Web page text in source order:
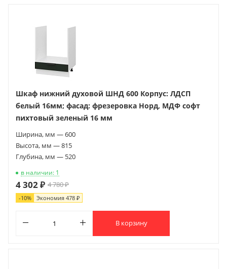
Шкаф нижний духовой ШНД 600 Корпус: ЛДСП
белый 16мм; фасад: фрезеровка Норд, МДФ софт
пихтовый зеленый 16 мм
Ширина, мм — 600
Высота, мм — 815
Глубина, мм — 520
в наличии: 1
4 302 ₽ 4 780 ₽
-10% Экономия 478 ₽
В корзину